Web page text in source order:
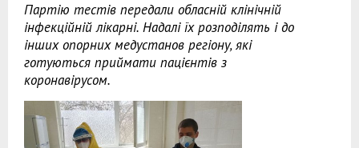
Партію тестів передали обласній клінічній
інфекційній лікарні. Надалі їх розподілять і до
інших опорних медустанов регіону, які
готуються приймати пацієнтів з
коронавірусом.